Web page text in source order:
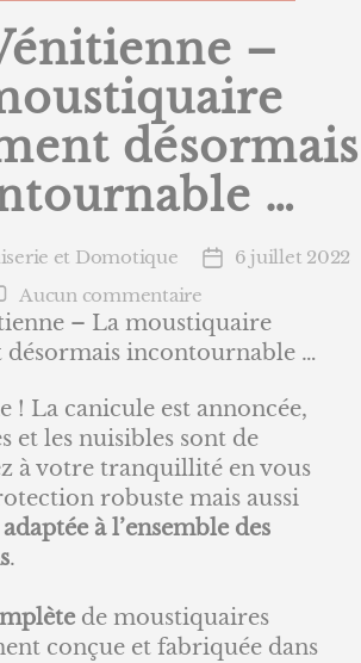
–
désormais
…
et Domotique
Date
l’article
6 juillet 2022
Aucun commentairesur
La
Vénitienne
La moustiquaire
équipement
désormais
incontournable
…
– La moustiquaire
désormais incontournable …
! La canicule est annoncée,
et les nuisibles sont de
à votre tranquillité en vous
robuste mais aussi
adaptée à l’ensemble des
.
de moustiquaires
conçue et fabriquée dans